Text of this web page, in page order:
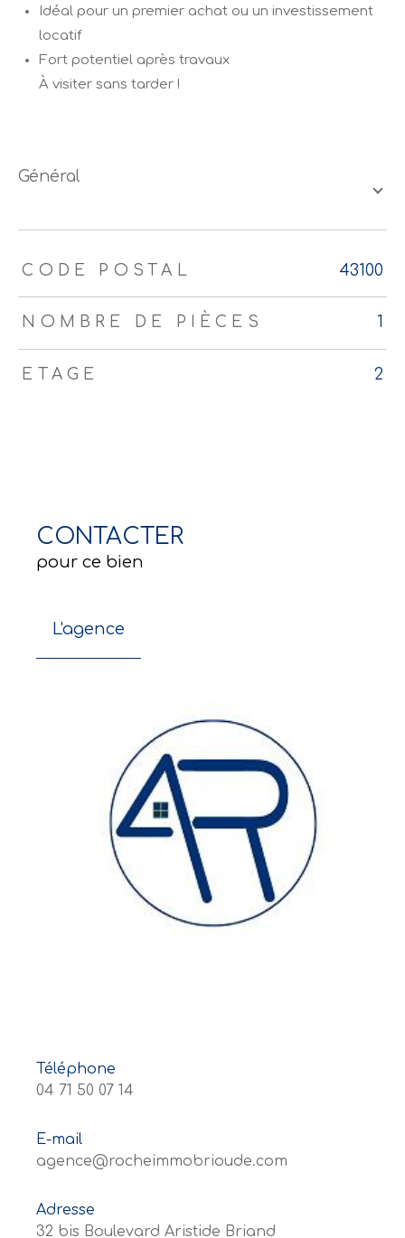
Idéal pour un premier achat ou un investissement
locatif
Fort potentiel après travaux
À visiter sans tarder !
général
TRAD_ZEPHYR_Caracteristique TRAD_ZEPHYR_Valeurs
CODE POSTAL 43100
NOMBRE DE PIÈCES 1
ETAGE 2
CONTACTER
pour ce bien
L'agence
Téléphone
04 71 50 07 14
E-mail
agence@rocheimmobrioude.com
Adresse
32 bis Boulevard Aristide Briand